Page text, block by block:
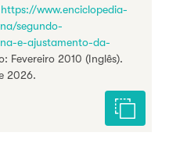
https://www.enciclopedia-
segundo-
e-ajustamento-da-
Fevereiro 2010 (Inglês).
2026.
Citar